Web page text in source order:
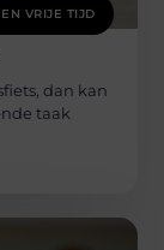
VRIJE TIJD
dan kan
taak